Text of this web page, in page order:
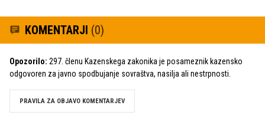
KOMENTARJI (0)
Opozorilo: 297. členu Kazenskega zakonika je posameznik kazensko
odgovoren za javno spodbujanje sovraštva, nasilja ali nestrpnosti.
PRAVILA ZA OBJAVO KOMENTARJEV